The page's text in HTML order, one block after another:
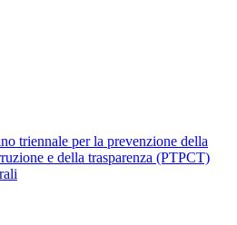
triennale per la prevenzione della
e della trasparenza (PTPCT)